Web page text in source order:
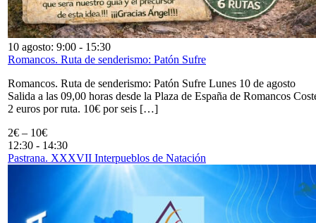
10 agosto: 9:00 - 15:30
Romancos. Ruta de senderismo: Patón Sufre
Romancos. Ruta de senderismo: Patón Sufre Lunes 10 de agosto
Salida a las 09,00 horas desde la Plaza de España de Romancos
2 euros por ruta. 10€ por seis […]
2€ – 10€
12:30 - 14:30
Pastrana. XXXVII Interpueblos de Natación